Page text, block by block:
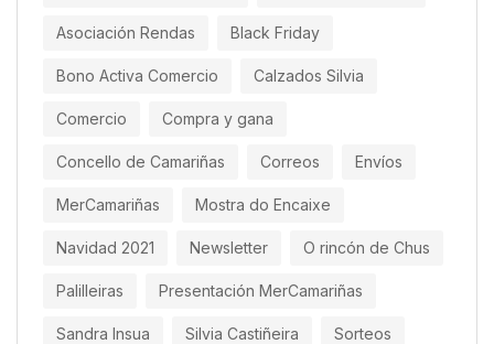
Asociación Rendas Black Friday
Bono Activa Comercio Calzados Silvia
Comercio Compra y gana
Concello de Camariñas Correos Envíos
MerCamariñas Mostra do Encaixe
Navidad 2021 Newsletter O rincón de Chus
Palilleiras Presentación MerCamariñas
Sandra Insua Silvia Castiñeira Sorteos